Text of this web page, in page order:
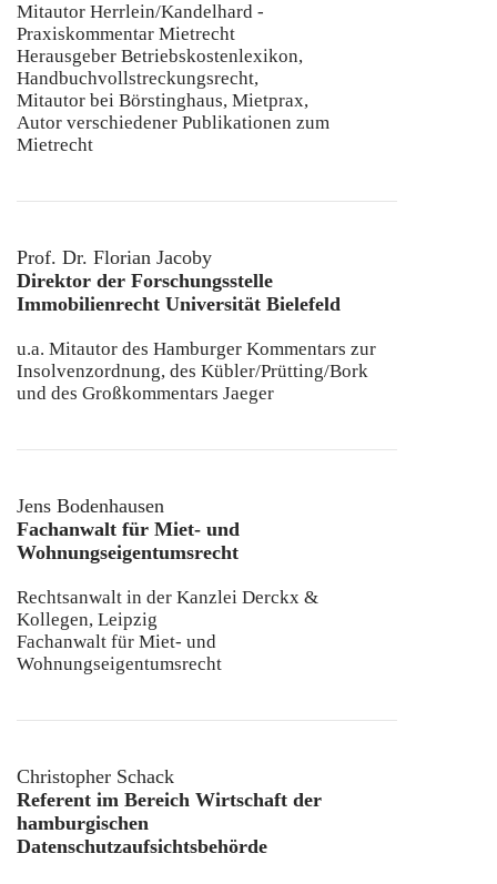
Mitautor Herrlein/Kandelhard -
Praxiskommentar Mietrecht
Herausgeber Betriebskostenlexikon,
Handbuchvollstreckungsrecht,
Mitautor bei Börstinghaus, Mietprax,
Autor verschiedener Publikationen zum
Mietrecht
Prof. Dr. Florian Jacoby
Direktor der Forschungsstelle
Immobilienrecht Universität Bielefeld
u.a. Mitautor des Hamburger Kommentars zur
Insolvenzordnung, des Kübler/Prütting/Bork
und des Großkommentars Jaeger
Jens Bodenhausen
Fachanwalt für Miet- und
Wohnungseigentumsrecht
Rechtsanwalt in der Kanzlei Derckx &
Kollegen, Leipzig
Fachanwalt für Miet- und
Wohnungseigentumsrecht
Christopher Schack
Referent im Bereich Wirtschaft der
hamburgischen
Datenschutzaufsichtsbehörde